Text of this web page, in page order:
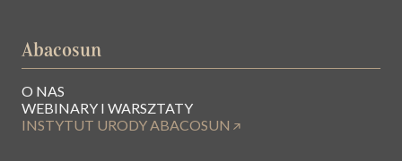
Abacosun
O NAS
WEBINARY I WARSZTATY
INSTYTUT URODY ABACOSUN